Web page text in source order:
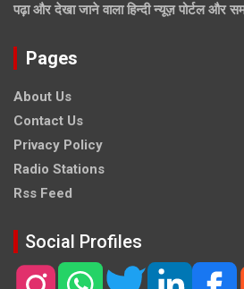
पढ़ा और देखा जाने वाला हिन्दी न्यूज़ पोर्टल और
Pages
About Us
Contact Us
Privacy Policy
Radio Stations
Rss Feed
Social Profiles